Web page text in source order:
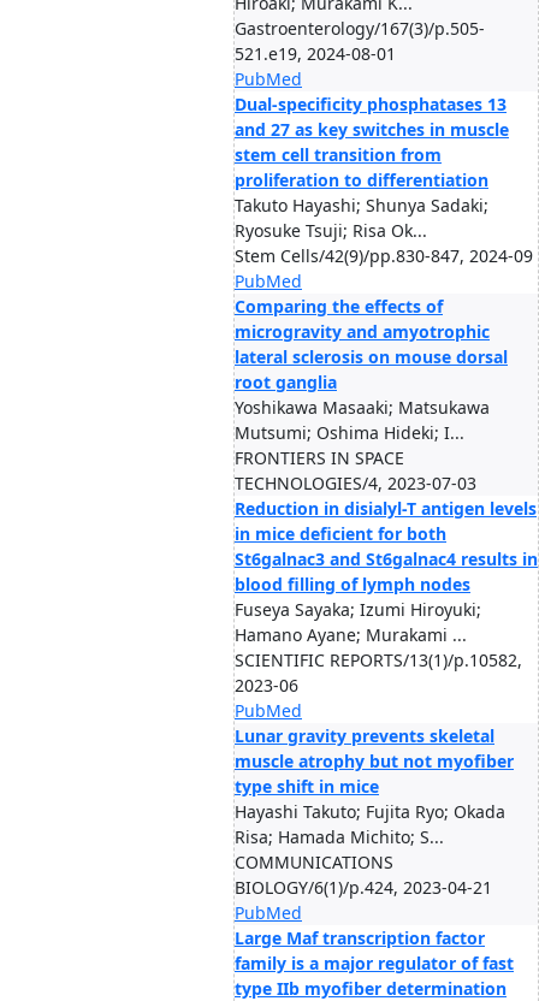
Gastroenterology/167(3)/p.505-
521.e19, 2024-08-01
PubMed
Dual-specificity phosphatases 13
and 27 as key switches in muscle
stem cell transition from
proliferation to differentiation
Takuto Hayashi; Shunya Sadaki;
Ryosuke Tsuji; Risa Ok...
Stem Cells/42(9)/pp.830-847, 2024-09
PubMed
Comparing the effects of
microgravity and amyotrophic
lateral sclerosis on mouse dorsal
root ganglia
Yoshikawa Masaaki; Matsukawa
Mutsumi; Oshima Hideki; I...
FRONTIERS IN SPACE
TECHNOLOGIES/4, 2023-07-03
Reduction in disialyl-T antigen levels
in mice deficient for both
St6galnac3 and St6galnac4 results in
blood filling of lymph nodes
Fuseya Sayaka; Izumi Hiroyuki;
Hamano Ayane; Murakami ...
SCIENTIFIC REPORTS/13(1)/p.10582,
2023-06
PubMed
Lunar gravity prevents skeletal
muscle atrophy but not myofiber
type shift in mice
Hayashi Takuto; Fujita Ryo; Okada
Risa; Hamada Michito; S...
COMMUNICATIONS
BIOLOGY/6(1)/p.424, 2023-04-21
PubMed
Large Maf transcription factor
family is a major regulator of fast
type IIb myofiber determination